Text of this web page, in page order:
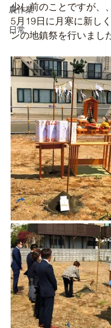
農作業
日常
少し前のことですが、
5月19日に月寒に新し
ンの地鎮祭を行いまし